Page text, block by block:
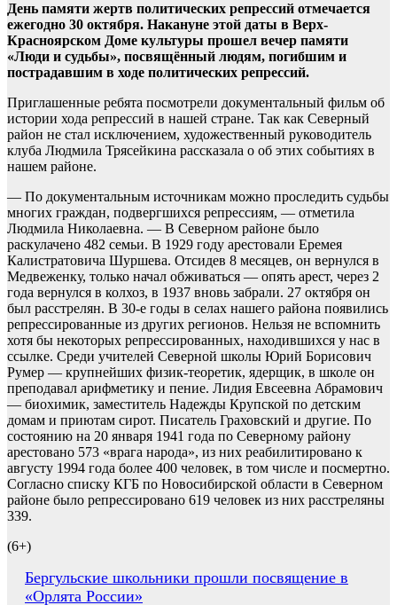
День памяти жертв политических репрессий отмечается
ежегодно 30 октября. Накануне этой даты в Верх-
Красноярском Доме культуры прошел вечер памяти
«Люди и судьбы», посвящённый людям, погибшим и
пострадавшим в ходе политических репрессий.
Приглашенные ребята посмотрели документальный фильм об
истории хода репрессий в нашей стране. Так как Северный
район не стал исключением, художественный руководитель
клуба Людмила Трясейкина рассказала о об этих событиях в
нашем районе.
— По документальным источникам можно проследить судьбы
многих граждан, подвергшихся репрессиям, — отметила
Людмила Николаевна. — В Северном районе было
раскулачено 482 семьи. В 1929 году арестовали Еремея
Калистратовича Шуршева. Отсидев 8 месяцев, он вернулся в
Медвеженку, только начал обживаться — опять арест, через 2
года вернулся в колхоз, в 1937 вновь забрали. 27 октября он
был расстрелян. В 30-е годы в селах нашего района появились
репрессированные из других регионов. Нельзя не вспомнить
хотя бы некоторых репрессированных, находившихся у нас в
ссылке. Среди учителей Северной школы Юрий Борисович
Румер — крупнейших физик-теоретик, ядерщик, в школе он
преподавал арифметику и пение. Лидия Евсеевна Абрамович
— биохимик, заместитель Надежды Крупской по детским
домам и приютам сирот. Писатель Граховский и другие. По
состоянию на 20 января 1941 года по Северному району
арестовано 573 «врага народа», из них реабилитировано к
августу 1994 года более 400 человек, в том числе и посмертно.
Согласно списку КГБ по Новосибирской области в Северном
районе было репрессировано 619 человек из них расстреляны
339.
(6+)
Навигация
Бергульские школьники прошли посвящение в
«Орлята России»